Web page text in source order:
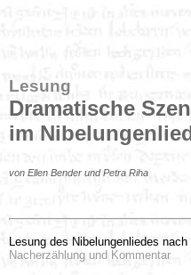
Lesung
Dramatische
im
von Ellen Bender und Petra Riha
Lesung des Nibelungenliedes
Nacherzählung und Kommentar